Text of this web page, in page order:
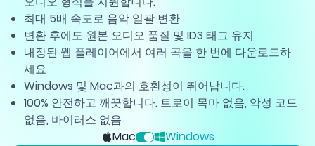
최대 5배 속도로 음악 일괄 변환
변환 후에도 원본 오디오 품질 및 ID3 태그 유지
내장된 웹 플레이어에서 여러 곡을 한 번에 다운로드하
세요
Windows 및 Mac과의 호환성이 뛰어납니다.
100% 안전하고 깨끗합니다. 트로이 목마 없음, 악성 코드
없음, 바이러스 없음
Mac
Windows